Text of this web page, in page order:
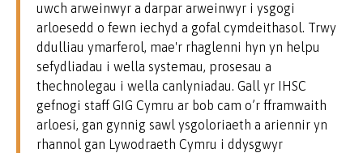
uwch arweinwyr a darpar arweinwyr i ysgogi
arloesedd o fewn iechyd a gofal cymdeithasol. Trwy
ddulliau ymarferol, mae'r rhaglenni hyn yn helpu
sefydliadau i wella systemau, prosesau a
thechnolegau i wella canlyniadau. Gall yr IHSC
gefnogi staff GIG Cymru ar bob cam o’r fframwaith
arloesi, gan gynnig sawl ysgoloriaeth a ariennir yn
rhannol gan Lywodraeth Cymru i ddysgwyr